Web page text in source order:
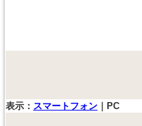
表示： スマートフォン PC